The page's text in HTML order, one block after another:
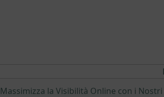
Massimizza la Visibilità Online con i